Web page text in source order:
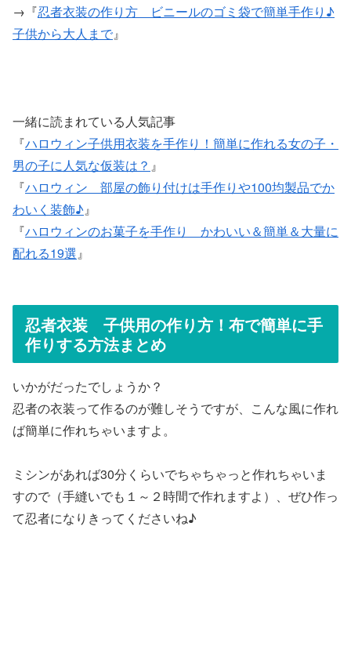
→『忍者衣装の作り方 ビニールのゴミ袋で簡単手作り♪
子供から大人まで』
一緒に読まれている人気記事
『ハロウィン子供用衣装を手作り！簡単に作れる女の子・
男の子に人気な仮装は？ 』
『ハロウィン 部屋の飾り付けは手作りや100均製品でか
わいく装飾♪』
『ハロウィンのお菓子を手作り かわいい＆簡単＆大量に
配れる19選』
忍者衣装 子供用の作り方！布で簡単に手
作りする方法まとめ
いかがだったでしょうか？
忍者の衣装って作るのが難しそうですが、こんな風に作れ
ば簡単に作れちゃいますよ。
ミシンがあれば30分くらいでちゃちゃっと作れちゃいま
すので（手縫いでも１～２時間で作れますよ）、ぜひ作っ
て忍者になりきってくださいね♪